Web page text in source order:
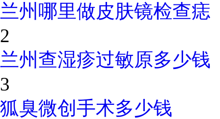
兰州哪里做皮肤镜检查痣
2
兰州查湿疹过敏原多少钱
3
狐臭微创手术多少钱